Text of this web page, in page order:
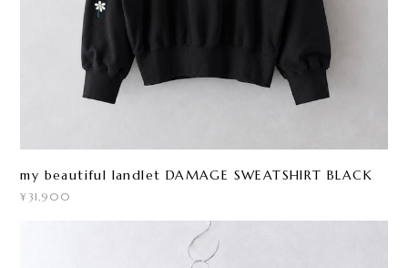
my beautiful landlet DAMAGE SWEATSHIRT BLACK
¥31,900